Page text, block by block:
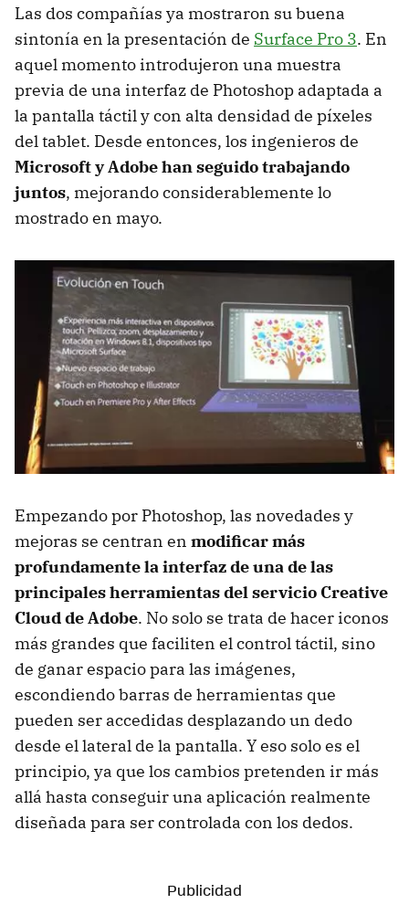
Las dos compañías ya mostraron su buena
sintonía en la presentación de Surface Pro 3. En
aquel momento introdujeron una muestra
previa de una interfaz de Photoshop adaptada a
la pantalla táctil y con alta densidad de píxeles
del tablet. Desde entonces, los ingenieros de
Microsoft y Adobe han seguido trabajando
juntos, mejorando considerablemente lo
mostrado en mayo.
Empezando por Photoshop, las novedades y
mejoras se centran en modificar más
profundamente la interfaz de una de las
principales herramientas del servicio Creative
Cloud de Adobe. No solo se trata de hacer iconos
más grandes que faciliten el control táctil, sino
de ganar espacio para las imágenes,
escondiendo barras de herramientas que
pueden ser accedidas desplazando un dedo
desde el lateral de la pantalla. Y eso solo es el
principio, ya que los cambios pretenden ir más
allá hasta conseguir una aplicación realmente
diseñada para ser controlada con los dedos.